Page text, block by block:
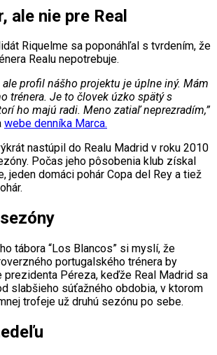
ale nie pre Real
Riquelme sa poponáhľal s tvrdením, že
Realu nepotrebuje.
ale profil nášho projektu je úplne iný. Mám
trénera. Je to človek úzko spätý s
ho majú radi. Meno zatiaľ neprezradím,”
webe denníka Marca.
nastúpil do Realu Madrid v roku 2010
Počas jeho pôsobenia klub získal
jeden domáci pohár Copa del Rey a tiež
tábora “Los Blancos” si myslí, že
portugalského trénera by
prezidenta Péreza, keďže Real Madrid sa
slabšieho súťažného obdobia, v ktorom
trofeje už druhú sezónu po sebe.